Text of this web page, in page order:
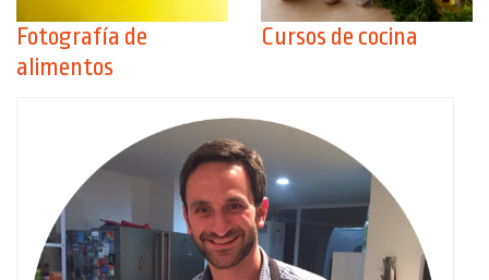
Fotografía de
alimentos
Cursos de cocina